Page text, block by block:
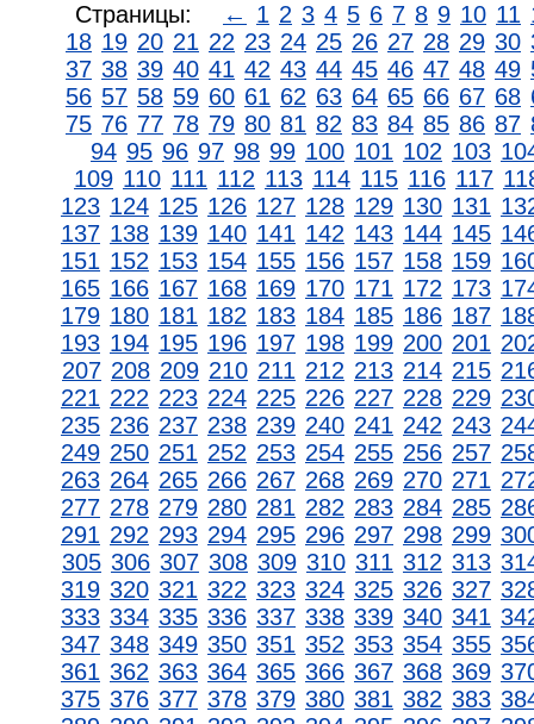
Страницы: ← 1 2 3 4 5 6 7 8 9 10 11
18 19 20 21 22 23 24 25 26 27 28 29 30
37 38 39 40 41 42 43 44 45 46 47 48 49
56 57 58 59 60 61 62 63 64 65 66 67 68
75 76 77 78 79 80 81 82 83 84 85 86 87
94 95 96 97 98 99 100 101 102 103
109 110 111 112 113 114 115 116 117
123 124 125 126 127 128 129 130 131
137 138 139 140 141 142 143 144 145
151 152 153 154 155 156 157 158 159
165 166 167 168 169 170 171 172 173
179 180 181 182 183 184 185 186 187
193 194 195 196 197 198 199 200 201
207 208 209 210 211 212 213 214 215
221 222 223 224 225 226 227 228 229
235 236 237 238 239 240 241 242 243
249 250 251 252 253 254 255 256 257
263 264 265 266 267 268 269 270 271
277 278 279 280 281 282 283 284 285
291 292 293 294 295 296 297 298 299
305 306 307 308 309 310 311 312 313
319 320 321 322 323 324 325 326 327
333 334 335 336 337 338 339 340 341
347 348 349 350 351 352 353 354 355
361 362 363 364 365 366 367 368 369
375 376 377 378 379 380 381 382 383